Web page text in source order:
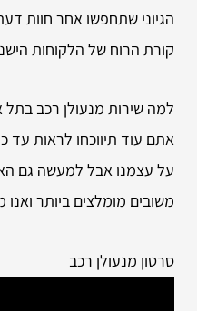
הגיוני שתחפשו אחר חוות
קורת הרוח של הלקוחות
למה שירות מנעולן רכב בתל
אתם עוד תיווכחו לראות עד
על עצמנו אבל למעשה גם
משובים מומלצים ביותר ואנו
סרטון מנעולן רכב